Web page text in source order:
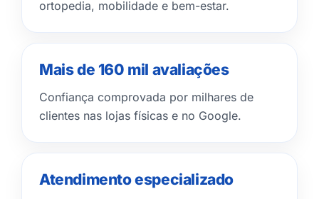
ortopedia, mobilidade e bem-estar.
Mais de 160 mil avaliações
Confiança comprovada por milhares de
clientes nas lojas físicas e no Google.
Atendimento especializado